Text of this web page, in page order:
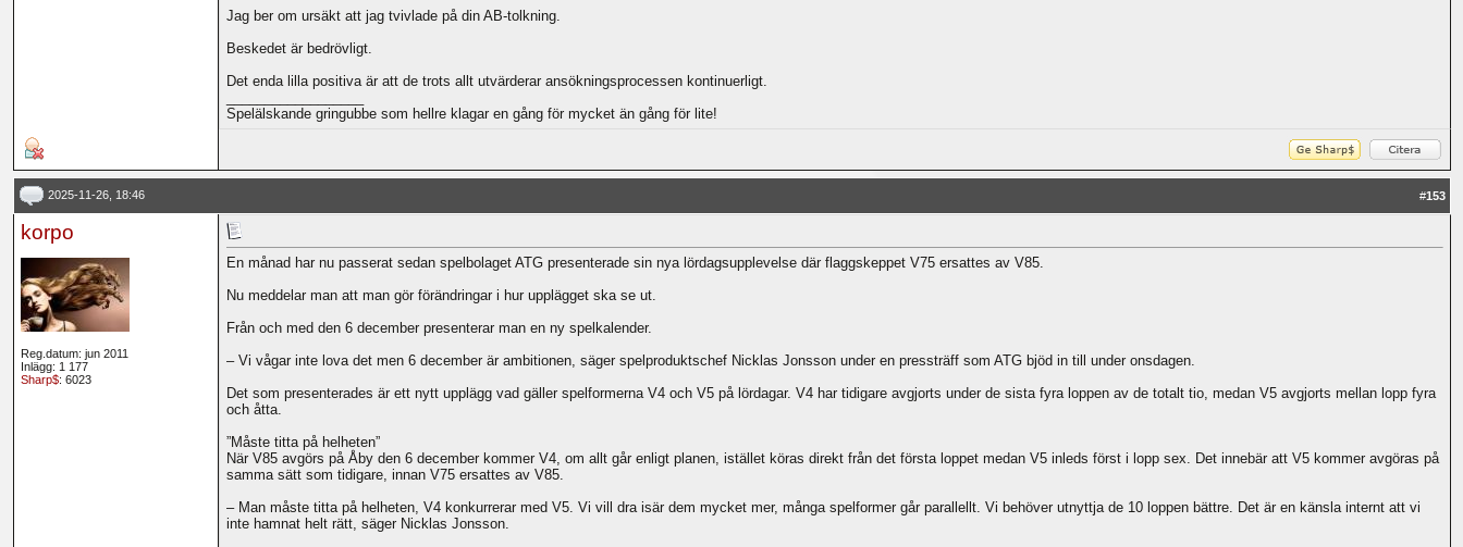
Jag ber om ursäkt att jag tvivlade på din AB-tolkning.
Beskedet är bedrövligt.
Det enda lilla positiva är att de trots allt utvärderar ansökningsprocessen kontinuerligt.
Spelälskande gringubbe som hellre klagar en gång för mycket än gång för lite!
2025-11-26, 18:46 #153
korpo
Reg.datum: jun 2011
Inlägg: 1 177
Sharp$: 6023
En månad har nu passerat sedan spelbolaget ATG presenterade sin nya lördagsupplevelse där flaggskeppet V75 ersattes av V85.
Nu meddelar man att man gör förändringar i hur upplägget ska se ut.
Från och med den 6 december presenterar man en ny spelkalender.
– Vi vågar inte lova det men 6 december är ambitionen, säger spelproduktschef Nicklas Jonsson under en pressträff som ATG bjöd in till under onsdagen.
Det som presenterades är ett nytt upplägg vad gäller spelformerna V4 och V5 på lördagar. V4 har tidigare avgjorts under de sista fyra loppen av de totalt tio, medan V5 avgjorts mellan lopp fyra
och åtta.
”Måste titta på helheten”
När V85 avgörs på Åby den 6 december kommer V4, om allt går enligt planen, istället köras direkt från det första loppet medan V5 inleds först i lopp sex. Det innebär att V5 kommer avgöras på
samma sätt som tidigare, innan V75 ersattes av V85.
– Man måste titta på helheten, V4 konkurrerar med V5. Vi vill dra isär dem mycket mer, många spelformer går parallellt. Vi behöver utnyttja de 10 loppen bättre. Det är en känsla internt att vi
inte hamnat helt rätt, säger Nicklas Jonsson.